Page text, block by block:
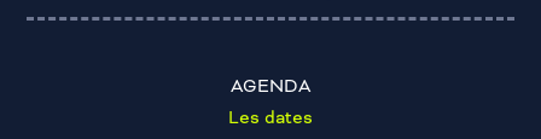
AGENDA
Les dates